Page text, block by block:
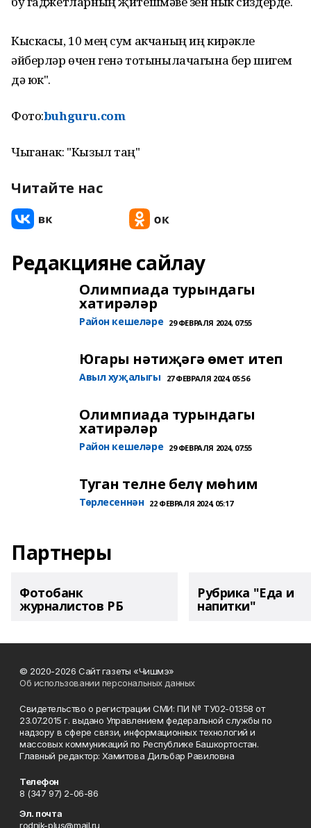
Кыскасы, 10 мең сум акчаның иң кирәкле
әйберләр өчен генә тотынылачагына бер шигем
дә юк".
Фото:buhguru.com
Чыганак: "Кызыл таң"
Читайте нас
Редакцияне сайлау
Олимпиада турындагы
хатирәләр
Район кешеләре 29 ФЕВРАЛЯ 2024, 07:55
Югары нәтиҗәгә өмет итеп
Авыл хуҗалыгы 27 ФЕВРАЛЯ 2024, 05:56
Олимпиада турындагы
хатирәләр
Район кешеләре 29 ФЕВРАЛЯ 2024, 07:55
Туган телне белү мөһим
Төрлесеннән 22 ФЕВРАЛЯ 2024, 05:17
Партнеры
Фотобанк
журналистов РБ
Рубрика "Еда и
напитки"
© 2020-2026 Сайт газеты «Чишмэ»
Об использовании персональных данных
Свидетельство о регистрации СМИ: ПИ № ТУ02-01358 от
23.07.2015 г. выдано Управлением федеральной службы по
надзору в сфере связи, информационных технологий и
массовых коммуникаций по Республике Башкортостан.
Главный редактор: Хамитова Дильбар Равиловна
Телефон
8 (347 97) 2-06-86
Эл. почта
rodnik-plus@mail.ru